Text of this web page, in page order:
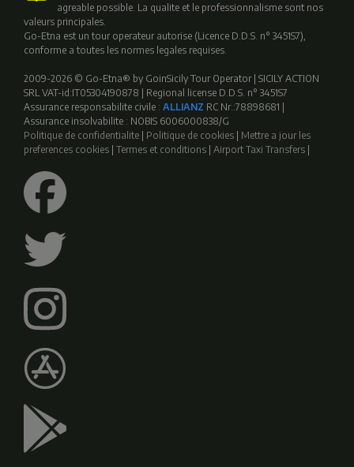
agreable possible. La qualite et le professionnalisme sont nos
valeurs principales.
Go-Etna est un tour operateur autorise (Licence D.D.S. n° 3451S7),
conforme a toutes les normes legales requises.
2009-2026 © Go-Etna® by GoinSicily Tour Operator | SICILY ACTION
SRL VAT-id:IT05304190878 | Regional license D.D.S. n° 3451S7
Assurance responsabilite civile : ALLIANZ RC Nr.:78898681 |
Assurance insolvabilite : NOBIS 6006000838/G
Politique de confidentialite | Politique de cookies | Mettre a jour les
preferences cookies | Termes et conditions | Airport Taxi Transfers |